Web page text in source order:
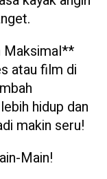
Maksimal**
atau film di
hidup dan
makin seru!
Main!